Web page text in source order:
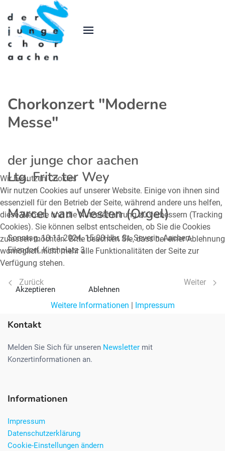
Chorkonzert "Moderne
Messe"
der junge chor aachen
Ltg. Fritz ter Wey
Marcel van Westen (Orgel)
Sonntag, 10.11.2024, 15:00 Uhr, St. Severin, Aachen-
Eilendorf, Kirchplatz 3
Vorheriger Beitrag: Gottesdienstkonzert 23.06.2024 St.
Zurück Nächster
Weiter
Kontakt
Melden Sie Sich für unseren Newsletter mit
Konzertinformationen an.
Informationen
Impressum
Datenschutzerklärung
Cookie-Einstellungen ändern
Wir benutzen Cookies
Wir nutzen Cookies auf unserer Website. Einige von ihnen sind
essenziell für den Betrieb der Seite, während andere uns helfen,
diese Website und die Nutzererfahrung zu verbessern (Tracking
Cookies). Sie können selbst entscheiden, ob Sie die Cookies
zulassen möchten. Bitte beachten Sie, dass bei einer Ablehnung
womöglich nicht mehr alle Funktionalitäten der Seite zur
Verfügung stehen.
Akzeptieren Ablehnen
Weitere Informationen | Impressum